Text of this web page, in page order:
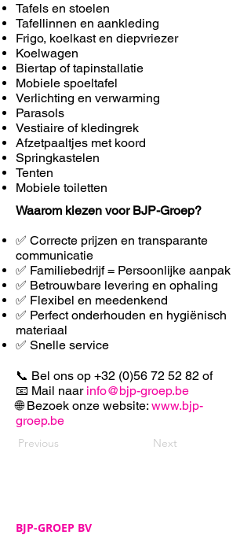
Tafels en stoelen
Tafellinnen en aankleding
Frigo, koelkast en diepvriezer
Koelwagen
Biertap of tapinstallatie
Mobiele spoeltafel
Verlichting en verwarming
Parasols
Vestiaire of kledingrek
Afzetpaaltjes met koord
Springkastelen
Tenten
Mobiele toiletten
Waarom kiezen voor BJP-Groep?
✅ Correcte prijzen en transparante
communicatie
✅ Familiebedrijf = Persoonlijke aanpak
✅ Betrouwbare levering en ophaling
✅ Flexibel en meedenkend
✅ Perfect onderhouden en hygiënisch
materiaal
✅ Snelle service
📞 Bel ons op +32 (0)56 72 52 82 of
📧 Mail naar info@bjp-groep.be
🌐 Bezoek onze website: www.bjp-
groep.be
Previous Next
BJP-GROEP BV